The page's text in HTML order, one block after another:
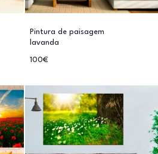
Pintura de paisagem
lavanda
100€